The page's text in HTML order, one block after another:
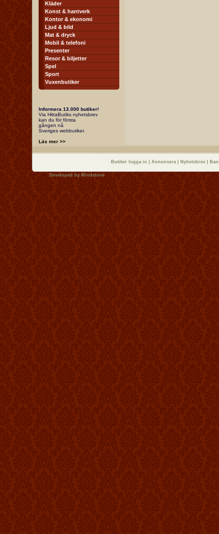
Kläder
Konst & hantverk
Kontor & ekonomi
Ljud & bild
Mat & dryck
Mobil & telefoni
Presenter
Resor & biljetter
Spel
Sport
Vuxenbutiker
Informera 13.000 butiker!
Via HittaButiks nyhetsbrev
kan du för första
gången nå
Sveriges webbutiker.
Läs mer >>
Butiker logga in Annonsera Nyhetsbrev
Developed by Mindstone